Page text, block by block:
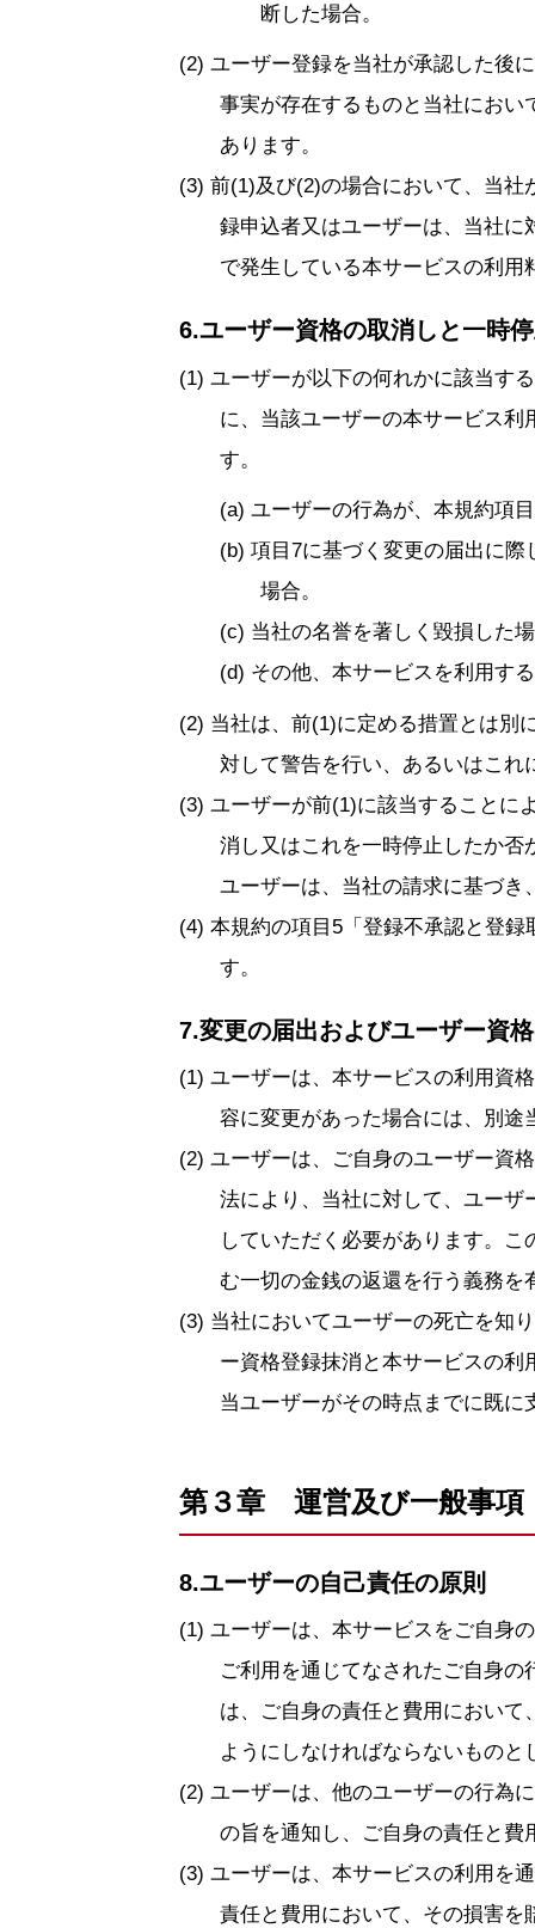
断した場合。
ユーザー登録を当社が承認した後
事実が存在するものと当社にお
あります。
前(1)及び(2)の場合において、当
録申込者又はユーザーは、当社
で発生している本サービスの利
6.ユーザー資格の取消しと一時
ユーザーが以下の何れかに該当す
に、当該ユーザーの本サービス
す。
ユーザーの行為が、本規約項
項目7に基づく変更の届出に
場合。
当社の名誉を著しく毀損した
その他、本サービスを利用す
当社は、前(1)に定める措置とは別
対して警告を行い、あるいはこ
ユーザーが前(1)に該当することに
消し又はこれを一時停止したか
ユーザーは、当社の請求に基づ
本規約の項目5「登録不承認と登
す。
7.変更の届出およびユーザー資
ユーザーは、本サービスの利用資
容に変更があった場合には、別
ユーザーは、ご自身のユーザー資
法により、当社に対して、ユー
していただく必要があります。
む一切の金銭の返還を行う義務を
当社においてユーザーの死亡を知
ー資格登録抹消と本サービスの
当ユーザーがその時点までに既
第３章 運営及び一般事項
8.ユーザーの自己責任の原則
ユーザーは、本サービスをご自身
ご利用を通じてなされたご自身
は、ご自身の責任と費用におい
ようにしなければならないものと
ユーザーは、他のユーザーの行為
の旨を通知し、ご自身の責任と
ユーザーは、本サービスの利用を
責任と費用において、その損害